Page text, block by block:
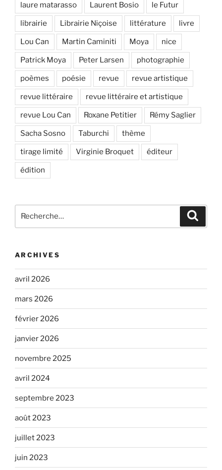
laure matarasso Laurent Bosio le Futur
librairie Librairie Niçoise littérature livre
Lou Can Martin Caminiti Moya nice
Patrick Moya Peter Larsen photographie
poèmes poésie revue revue artistique
revue littéraire revue littéraire et artistique
revue Lou Can Roxane Petitier Rémy Saglier
Sacha Sosno Taburchi thème
tirage limité Virginie Broquet éditeur
édition
pour
ARCHIVES
avril 2026
mars 2026
février 2026
janvier 2026
novembre 2025
avril 2024
septembre 2023
août 2023
juillet 2023
juin 2023